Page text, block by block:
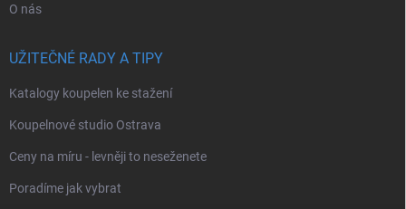
O nás
UŽITEČNÉ RADY A TIPY
Katalogy koupelen ke stažení
Koupelnové studio Ostrava
Ceny na míru - levněji to neseženete
Poradíme jak vybrat